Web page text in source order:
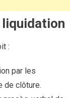
liquidation
:
par les
de clôture.